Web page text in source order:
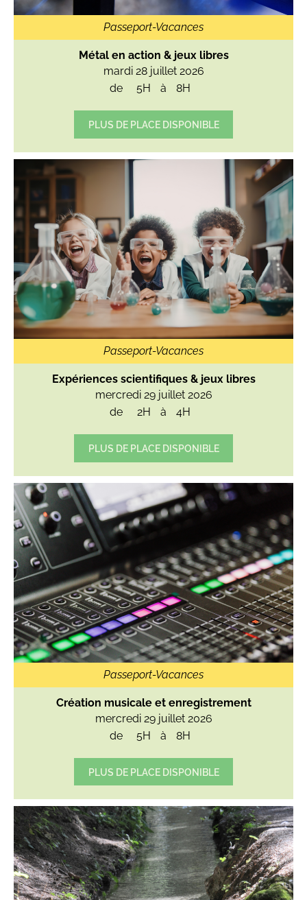
Passeport-Vacances
Métal en action & jeux libres
mardi 28 juillet 2026
de
5H à 8H
PLUS DE PLACE DISPONIBLE
Passeport-Vacances
Expériences scientifiques & jeux libres
mercredi 29 juillet 2026
de
2H à 4H
PLUS DE PLACE DISPONIBLE
Passeport-Vacances
Création musicale et enregistrement
mercredi 29 juillet 2026
de
5H à 8H
PLUS DE PLACE DISPONIBLE